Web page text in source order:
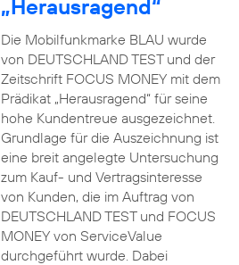
„Herausragend“
Die Mobilfunkmarke BLAU wurde
von DEUTSCHLAND TEST und der
Zeitschrift FOCUS MONEY mit dem
Prädikat „Herausragend“ für seine
hohe Kundentreue ausgezeichnet.
Grundlage für die Auszeichnung ist
eine breit angelegte Untersuchung
zum Kauf- und Vertragsinteresse
von Kunden, die im Auftrag von
DEUTSCHLAND TEST und FOCUS
MONEY von ServiceValue
durchgeführt wurde. Dabei